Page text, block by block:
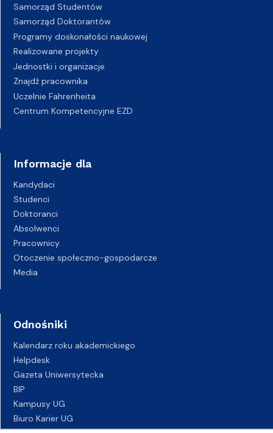
Samorząd Studentów
Samorząd Doktorantów
Programy doskonałości naukowej
Realizowane projekty
Jednostki i organizacje
Znajdź pracownika
Uczelnie Fahrenheita
Centrum Kompetencyjne EZD
Informacje dla
Kandydaci
Studenci
Doktoranci
Absolwenci
Pracownicy
Otoczenie społeczno-gospodarcze
Media
Odnośniki
Kalendarz roku akademickiego
Helpdesk
Gazeta Uniwersytecka
BIP
Kampusy UG
Biuro Karier UG